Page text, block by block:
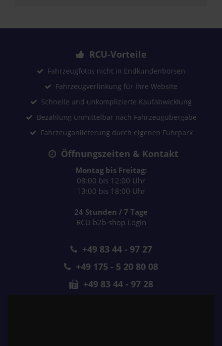
RCU-Vorteile
Fahrzeugfotos nicht in Endkundenbörsen
Fahrzeugverlinkung für Ihre Website
Schnelle und unkomplizierte Kaufabwicklung
Bezahlung unmittelbar nach Fahrzeugübergabe
Fahrzeuganlieferung durch eigenen Fuhrpark
Öffnungszeiten & Kontakt
Montag bis Freitag:
08:00 bis 12:00 Uhr
13:00 bis 18:00 Uhr
24 Stunden / 7 Tage
RCU b2b-shop Login
+49 83 44 - 97 27
+49 175 - 5 20 80 08
+49 83 44 - 97 28